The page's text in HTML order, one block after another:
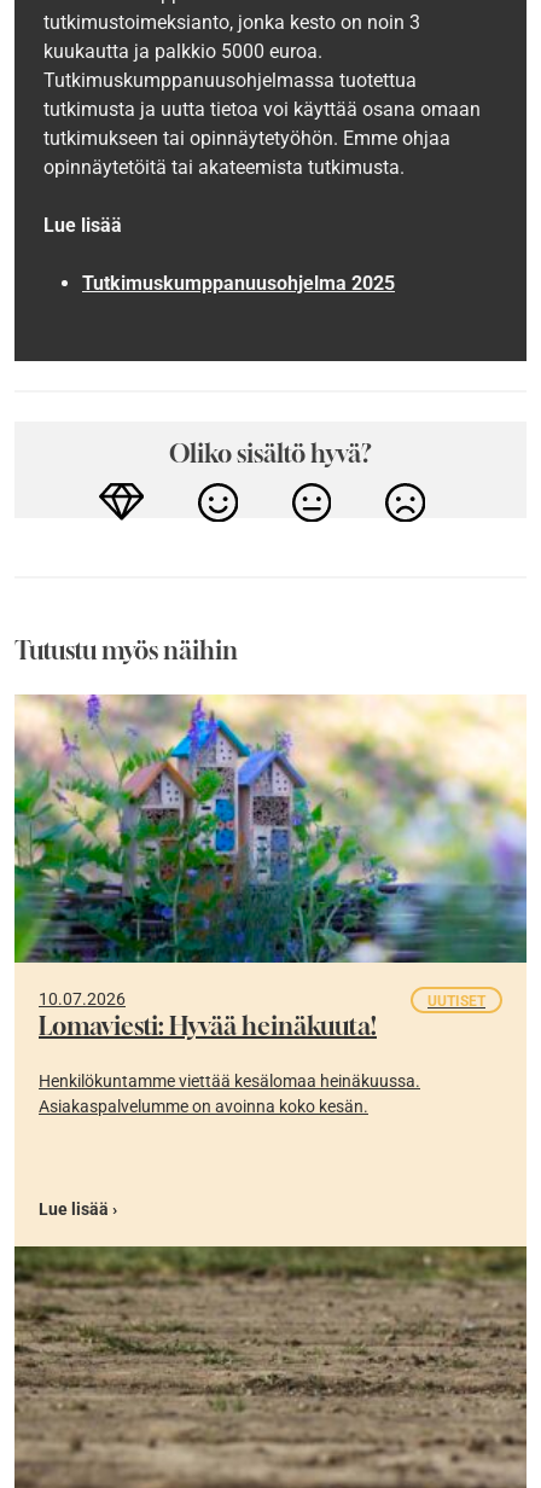
tutkimustoimeksianto, jonka kesto on noin 3
kuukautta ja palkkio 5000 euroa.
Tutkimuskumppanuusohjelmassa tuotettua
tutkimusta ja uutta tietoa voi käyttää osana omaan
tutkimukseen tai opinnäytetyöhön. Emme ohjaa
opinnäytetöitä tai akateemista tutkimusta.
Lue lisää
Tutkimuskumppanuusohjelma 2025
Oliko sisältö hyvä?
Tutustu myös näihin
10.07.2026 UUTISET
Lomaviesti: Hyvää heinäkuuta!
Henkilökuntamme viettää kesälomaa heinäkuussa.
Asiakaspalvelumme on avoinna koko kesän.
Lue lisää ›